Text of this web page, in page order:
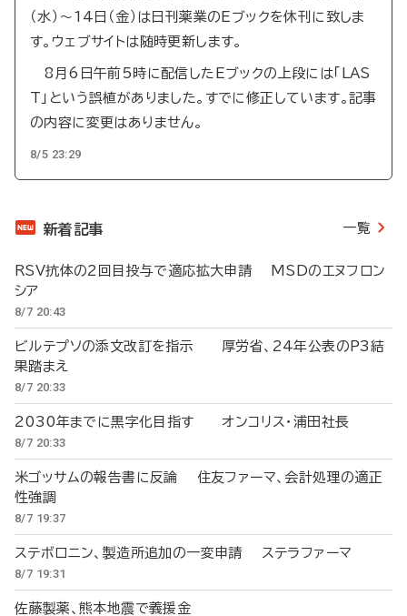
（水）～14日（金）は日刊薬業のEブックを休刊に致しま
す。ウェブサイトは随時更新します。
8月6日午前5時に配信したEブックの上段には「LAS
T」という誤植がありました。すでに修正しています。記事
の内容に変更はありません。
8/5 23:29
新着記事 一覧
RSV抗体の2回目投与で適応拡大申請 MSDのエヌフロン
シア
8/7 20:43
ビルテプソの添文改訂を指示 厚労省、24年公表のP3結
果踏まえ
8/7 20:33
2030年までに黒字化目指す オンコリス・浦田社長
8/7 20:33
米ゴッサムの報告書に反論 住友ファーマ、会計処理の適正
性強調
8/7 19:37
ステボロニン、製造所追加の一変申請 ステラファーマ
8/7 19:31
佐藤製薬、熊本地震で義援金